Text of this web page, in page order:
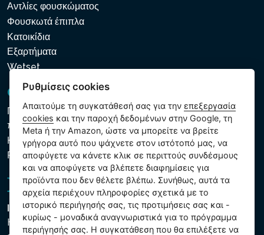
Αντλίες φουσκώματος
Φουσκωτά έπιπλα
Κατοικίδια
Εξαρτήματα
Wetset
GDPR και Cookies
Πολιτική προστασίας προσωπικών και λοιπών δεδομένων
που υποβάλλονται σε επεξεργασία
Κανόνες χρήσης των αρχείων cookie
Ρυθμίσεις cookies
Intex Trading, s.r.o.
Hradecká 2526/3
Ρυθμίσεις cookies
Απαιτούμε τη συγκατάθεσή σας για τηνεπεξεργασία
cookies και την παροχή δεδομένων στην Google, τη
Meta ή την Amazon, ώστε να μπορείτε να βρείτε
γρήγορα αυτό που ψάχνετε στον ιστότοπό μας, να
αποφύγετε να κάνετε κλικ σε περιττούς συνδέσμους
και να αποφύγετε να βλέπετε διαφημίσεις για
προϊόντα που δεν θέλετε βλέπω. Συνήθως, αυτά τα
αρχεία περιέχουν πληροφορίες σχετικά με το
ιστορικό περιήγησής σας, τις προτιμήσεις σας και -
κυρίως - μοναδικά αναγνωριστικά για το πρόγραμμα
περιήγησής σας. Η συγκατάθεση που θα επιλέξετε να